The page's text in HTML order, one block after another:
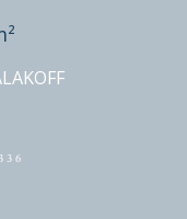
m²